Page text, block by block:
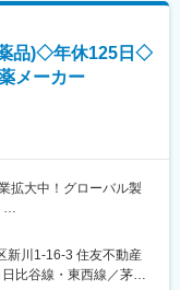
薬局に利用されるサー
など関係者との調整
トーン管理
運用等の継続的な改善
薬品)◇年休125日◇
メーカー
拡大中！グローバル製
ケアグループの日本法
。
新川1-16-3 住友不動産
比谷線・東西線／茅場